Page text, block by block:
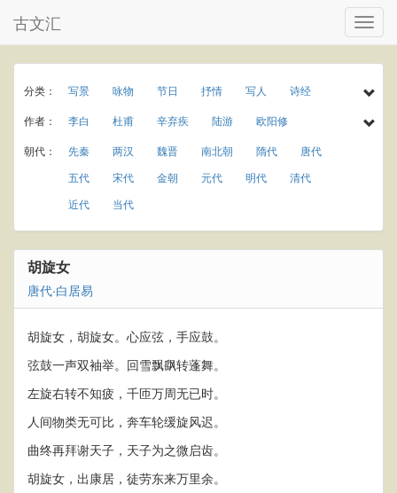
古文汇
分类： 写景 咏物 节日 抒情 写人
诗经
民谣
乐府 楚辞 小学古诗
初中古诗
高中古诗
小学文言文 初中文言文
高中文言文
唐诗三百首
古诗三百首 宋词三百首
宋词精选
古诗十九首
七夕节
中秋节 重阳节 田园
写雨
写风
思乡
爱情 饮酒 竹子
作者： 李白 杜甫 辛弃疾 陆游
欧阳修
孟浩然
于谦 李商隐 王守仁
罗隐
温庭筠
岑参 曾巩 秦观 龚自珍
元稹
庾信
贾岛
白居易
苏轼 李清照 韩愈
刘禹锡
梅尧臣
苏辙 皮日休 叶茵
朝代： 先秦 两汉 魏晋 南北朝 隋代
唐代
五代
宋代 金朝 元代 明代
清代
近代
当代
胡旋女
唐代·白居易
胡旋女，胡旋女。心应弦，手应鼓。
弦鼓一声双袖举。回雪飘飖转蓬舞。
左旋右转不知疲，千匝万周无已时。
人间物类无可比，奔车轮缓旋风迟。
曲终再拜谢天子，天子为之微启齿。
胡旋女，出康居，徒劳东来万里余。